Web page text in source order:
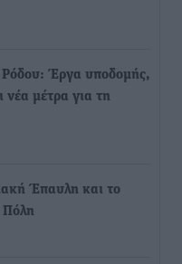
Ρόδου: Έργα υποδομής,
νέα μέτρα για τη
Έπαυλη και το
Πόλη